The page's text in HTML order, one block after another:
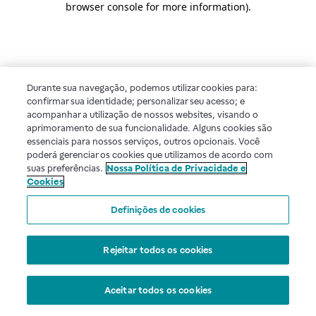
browser console for more information).
Durante sua navegação, podemos utilizar cookies para:
confirmar sua identidade; personalizar seu acesso; e
acompanhar a utilização de nossos websites, visando o
aprimoramento de sua funcionalidade. Alguns cookies são
essenciais para nossos serviços, outros opcionais. Você
poderá gerenciar os cookies que utilizamos de acordo com
suas preferências. Nossa Política de Privacidade e
Cookies
Definições de cookies
Rejeitar todos os cookies
Aceitar todos os cookies